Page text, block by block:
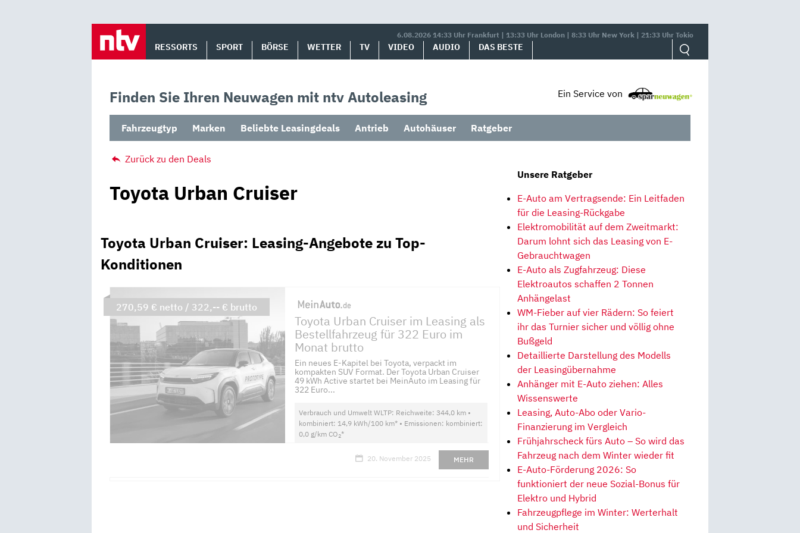
6.08.2026 14:33 Uhr Frankfurt | 13:33 Uhr London | 8:33 Uhr New York | 21:33 Uhr Tokio
RESSORTS SPORT BÖRSE WETTER TV VIDEO AUDIO DAS BESTE
Finden Sie Ihren Neuwagen mit ntv Autoleasing Ein Service von
Fahrzeugtyp Marken Beliebte Leasingdeals Antrieb Autohäuser Ratgeber
Zurück zu den Deals
Toyota Urban Cruiser
Toyota Urban Cruiser: Leasing-Angebote zu Top-
Konditionen
Toyota Urban Cruiser im Leasing als
Bestellfahrzeug für 322 Euro im
Monat brutto
Ein neues E-Kapitel bei Toyota, verpackt im
kompakten SUV Format. Der Toyota Urban Cruiser
49 kWh Active startet bei MeinAuto im Leasing für
322 Euro...
Verbrauch und Umwelt WLTP: Reichweite: 344,0 km •
kombiniert: 14,9 kWh/100 km* • Emissionen: kombiniert:
0,0 g/km CO2*
20. November 2025 MEHR
270,59 € netto / 322,-- € brutto
Unsere Ratgeber
E-Auto am Vertragsende: Ein Leitfaden
für die Leasing-Rückgabe
Elektromobilität auf dem Zweitmarkt:
Darum lohnt sich das Leasing von E-
Gebrauchtwagen
E-Auto als Zugfahrzeug: Diese
Elektroautos schaffen 2 Tonnen
Anhängelast
WM-Fieber auf vier Rädern: So feiert
ihr das Turnier sicher und völlig ohne
Bußgeld
Detaillierte Darstellung des Modells
der Leasingübernahme
Anhänger mit E-Auto ziehen: Alles
Wissenswerte
Leasing, Auto-Abo oder Vario-
Finanzierung im Vergleich
Frühjahrscheck fürs Auto – So wird das
Fahrzeug nach dem Winter wieder fit
E-Auto-Förderung 2026: So
funktioniert der neue Sozial-Bonus für
Elektro und Hybrid
Fahrzeugpflege im Winter: Werterhalt
und Sicherheit